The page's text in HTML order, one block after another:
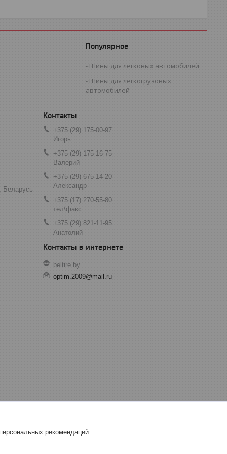
Популярное
Шины для легковых автомобилей
Шины для легкогрузовых
автомобилей
Беларусь
+375 (29) 175-00-97
Игорь
+375 (29) 175-16-75
Валерий
+375 (29) 675-14-20
Александр
+375 (17) 270-55-80
тел\факс
+375 (29) 821-11-95
Анатолий
beltire.by
optim.2009@mail.ru
рекомендаций.